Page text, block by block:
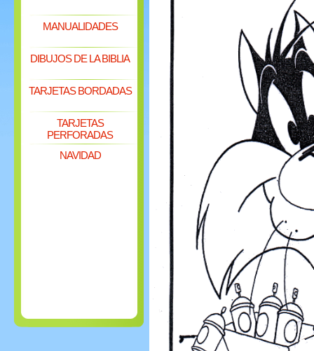
MANUALIDADES
DIBUJOS DE LA BIBLIA
TARJETAS BORDADAS
TARJETAS
PERFORADAS
NAVIDAD